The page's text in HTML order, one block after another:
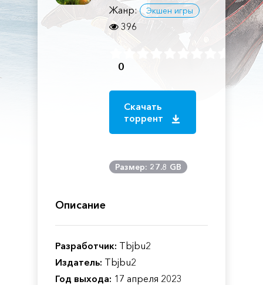
Жанр: Экшен игры
396
0
Скачать
торрент
Размер: 27.8 GB
Описание
Разработчик: Tbjbu2
Издатель: Tbjbu2
Год выхода: 17 апреля 2023